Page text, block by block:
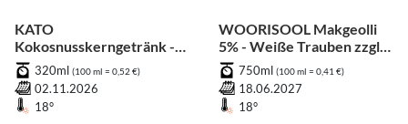
KATO
Kokosnusskerngetränk -
schwarze Johannisbeere
Geschmack zzgl. Pfand
320ml (100 ml = 0,52 €)
02.11.2026
18°
WOORISOOL Makgeolli
5% - Weiße Trauben zzgl.
Pfand750ml (100 ml = 0,41 €)
18.06.2027
18°